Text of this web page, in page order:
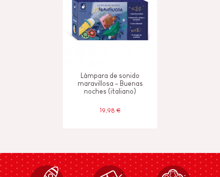
Lámpara de sonido
maravillosa - Buenas
noches (italiano)
19,98 €